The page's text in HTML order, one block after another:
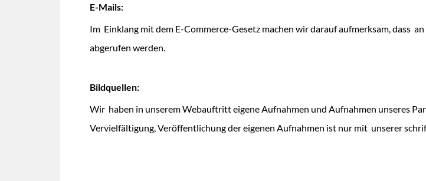
E-Mails:
Im Einklang mit dem E-Commerce-Gesetz machen wir darauf aufmerksam, dass
abgerufen werden.
Bildquellen:
Wir haben in unserem Webauftritt eigene Aufnahmen und Aufnahmen unseres
Vervielfältigung, Veröffentlichung der eigenen Aufnahmen ist nur mit unserer